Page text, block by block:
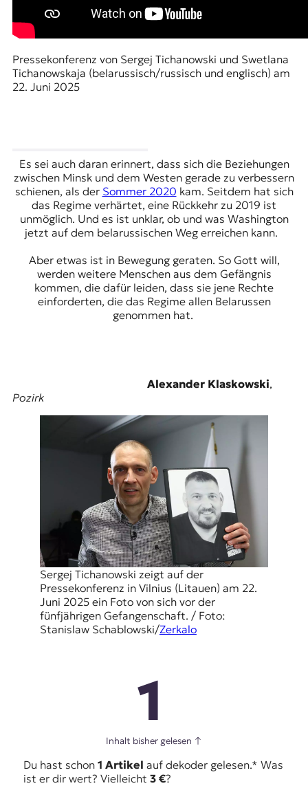
Pressekonferenz von Sergej Tichanowski und Swetlana
Tichanowskaja (belarussisch/russisch und englisch) am
22. Juni 2025
Es sei auch daran erinnert, dass sich die Beziehungen
zwischen Minsk und dem Westen gerade zu verbessern
schienen, als der Sommer 2020 kam. Seitdem hat sich
das Regime verhärtet, eine Rückkehr zu 2019 ist
unmöglich. Und es ist unklar, ob und was Washington
jetzt auf dem belarussischen Weg erreichen kann.
Aber etwas ist in Bewegung geraten. So Gott will,
werden weitere Menschen aus dem Gefängnis
kommen, die dafür leiden, dass sie jene Rechte
einforderten, die das Regime allen Belarussen
genommen hat.
Alexander Klaskowski,
Pozirk
Sergej Tichanowski zeigt auf der
Pressekonferenz in Vilnius (Litauen) am 22.
Juni 2025 ein Foto von sich vor der
fünfjährigen Gefangenschaft. / Foto:
Stanislaw Schablowski/Zerkalo
1
Inhalt bisher gelesen ↑
Du hast schon 1 Artikel auf dekoder gelesen.* Was
ist er dir wert? Vielleicht 3 €?